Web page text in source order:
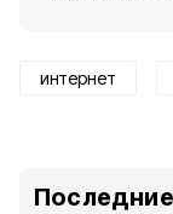
интернет